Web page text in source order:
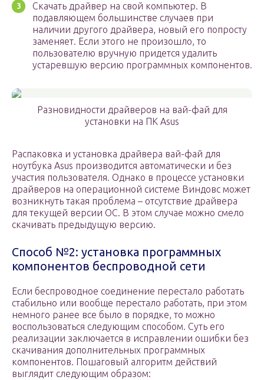
Скачать драйвер на свой компьютер. В
подавляющем большинстве случаев при
наличии другого драйвера, новый его попросту
заменяет. Если этого не произошло, то
пользователю вручную придется удалить
устаревшую версию программных компонентов.
Разновидности драйверов на вай-фай для
установки на ПК Asus
Распаковка и установка драйвера вай-фай для
ноутбука Asus производится автоматически и без
участия пользователя. Однако в процессе установки
драйверов на операционной системе Виндовс может
возникнуть такая проблема – отсутствие драйвера
для текущей версии ОС. В этом случае можно смело
скачивать предыдущую версию.
Способ №2: установка программных
компонентов беспроводной сети
Если беспроводное соединение перестало работать
стабильно или вообще перестало работать, при этом
немного ранее все было в порядке, то можно
воспользоваться следующим способом. Суть его
реализации заключается в исправлении ошибки без
скачивания дополнительных программных
компонентов. Пошаговый алгоритм действий
выглядит следующим образом: